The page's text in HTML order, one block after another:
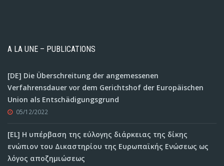
A LA UNE – PUBLICATIONS
[DE] Die Überschreitung der angemessenen
Verfahrensdauer vor dem Gerichtshof der Europäischen
Union als Entschädigungsgrund
05/12/2022
[EL] Η υπέρβαση της εύλογης διάρκειας της δίκης
ενώπιον του Δικαστηρίου της Ευρωπαϊκής Ενώσεως ως
λόγος αποζημιώσεως